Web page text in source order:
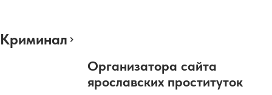
Криминал
Организатора сайта
ярославских проституток